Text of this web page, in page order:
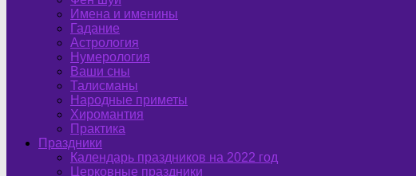
Имена и именины
Гадание
Астрология
Нумерология
Ваши сны
Талисманы
Народные приметы
Хиромантия
Практика
Праздники
Календарь праздников на 2022 год
Церковные праздники